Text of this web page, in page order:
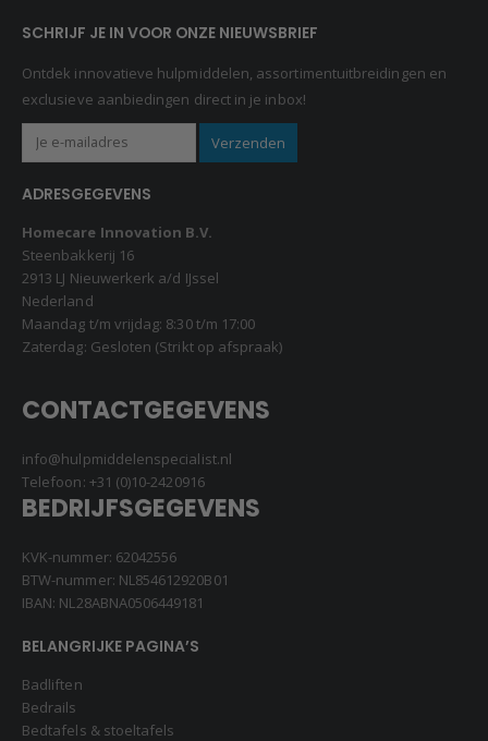
SCHRIJF JE IN VOOR ONZE NIEUWSBRIEF
Ontdek innovatieve hulpmiddelen, assortimentuitbreidingen en
exclusieve aanbiedingen direct in je inbox!
ADRESGEGEVENS
Homecare Innovation B.V.
Steenbakkerij 16
2913 LJ Nieuwerkerk a/d IJssel
Nederland
Maandag t/m vrijdag: 8:30 t/m 17:00
Zaterdag: Gesloten (Strikt op afspraak)
CONTACTGEGEVENS
info@hulpmiddelenspecialist.nl
Telefoon: +31 (0)10-2420916
BEDRIJFSGEGEVENS
KVK-nummer: 62042556
BTW-nummer: NL854612920B01
IBAN: NL28ABNA0506449181
BELANGRIJKE PAGINA’S
Badliften
Bedrails
Bedtafels & stoeltafels